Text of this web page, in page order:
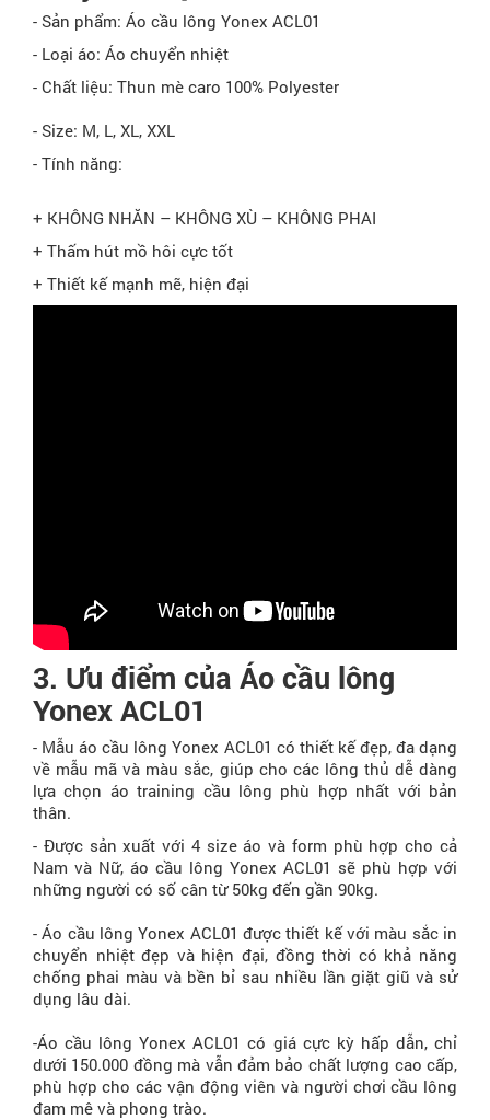
- Sản phẩm: Áo cầu lông Yonex ACL01
- Loại áo: Áo chuyển nhiệt
- Chất liệu: Thun mè caro 100% Polyester
- Size: M, L, XL, XXL
- Tính năng:
+ KHÔNG NHĂN – KHÔNG XÙ – KHÔNG PHAI
+ Thấm hút mồ hôi cực tốt
+ Thiết kế mạnh mẽ, hiện đại
3. Ưu điểm của Áo cầu lông
Yonex ACL01
- Mẫu áo cầu lông Yonex ACL01 có thiết kế đẹp, đa dạng
về mẫu mã và màu sắc, giúp cho các lông thủ dễ dàng
lựa chọn áo training cầu lông phù hợp nhất với bản
thân.
- Được sản xuất với 4 size áo và form phù hợp cho cả
Nam và Nữ, áo cầu lông Yonex ACL01 sẽ phù hợp với
những người có số cân từ 50kg đến gần 90kg.
- Áo cầu lông Yonex ACL01 được thiết kế với màu sắc in
chuyển nhiệt đẹp và hiện đại, đồng thời có khả năng
chống phai màu và bền bỉ sau nhiều lần giặt giũ và sử
dụng lâu dài.
-Áo cầu lông Yonex ACL01 có giá cực kỳ hấp dẫn, chỉ
dưới 150.000 đồng mà vẫn đảm bảo chất lượng cao cấp,
phù hợp cho các vận động viên và người chơi cầu lông
đam mê và phong trào.